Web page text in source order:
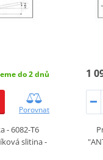
do 2 dnů
Porovnat
- 6082-T6
slitina -
1